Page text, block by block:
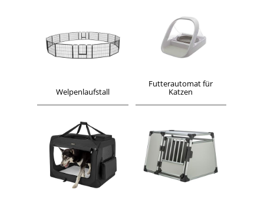
Welpenlaufstall
Futterautomat für
Katzen